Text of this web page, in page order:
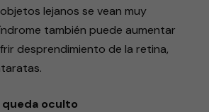
lejanos se vean muy
también puede aumentar
desprendimiento de la retina,
queda oculto